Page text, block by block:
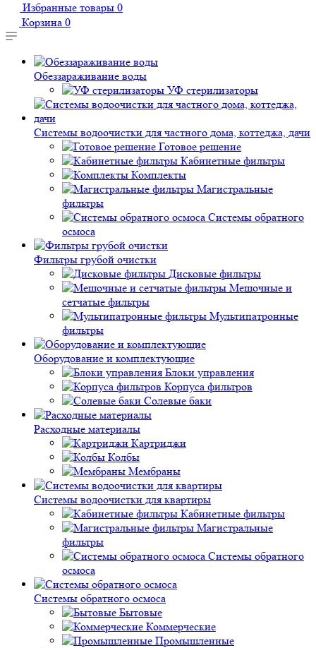
Избранные товары 0
Корзина 0
Обеззараживание воды
УФ стерилизаторы
Системы водоочистки для частного дома, коттеджа, дачи
Готовое решение
Кабинетные фильтры
Комплекты
Магистральные
фильтры
Системы обратного
осмоса
Фильтры грубой очистки
Дисковые фильтры
Мешочные и
сетчатые фильтры
Мультипатронные
фильтры
Оборудование и комплектующие
Блоки управления
Корпуса фильтров
Солевые баки
Расходные материалы
Картриджи
Колбы
Мембраны
Системы водоочистки для квартиры
Кабинетные фильтры
Магистральные
фильтры
Системы обратного
осмоса
Системы обратного осмоса
Бытовые
Коммерческие
Промышленные